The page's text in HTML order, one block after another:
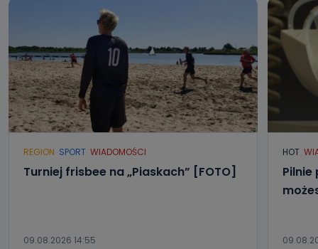
danych osobowych?
Można to zrobić pod numerem telefonu 62 735-51-05 lub
e-mailowo pod adresem: poczta@tvproart.pl
REGION SPORT WIADOMOŚCI
Turniej frisbee na „Piaskach” [FOTO]
09.08.2026 14:55
HOT